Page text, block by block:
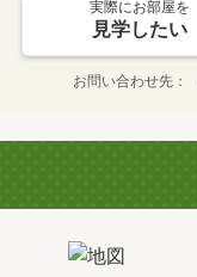
実際にお部屋を
見学したい
お問い合わせ先